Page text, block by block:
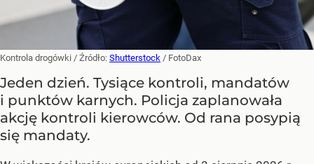
Kontrola drogówki / Źródło: Shutterstock / FotoDax
Jeden dzień. Tysiące kontroli, mandatów
i punktów karnych. Policja zaplanowała
akcję kontroli kierowców. Od rana posypią
się mandaty.